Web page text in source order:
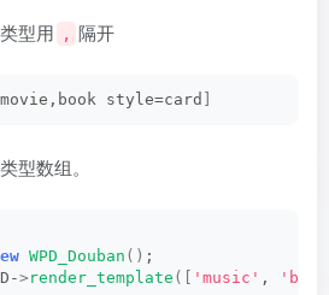
型用 , 隔开
style=card
型数组。
WPD_Douban () ;
> render_template ([ 'music' ,